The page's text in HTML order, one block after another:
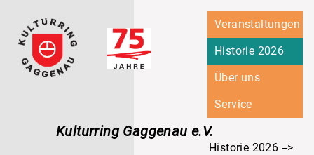
überspringenVeranstaltungen
Historie 2026
Über uns
Service
Kulturring Gaggenau e.V.
Historie 2026